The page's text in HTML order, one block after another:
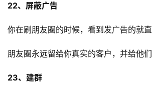
22、屏蔽广告
你在刷朋友圈的时候，看到发广告的就直
朋友圈永远留给你真实的客户，并给他们
23、建群